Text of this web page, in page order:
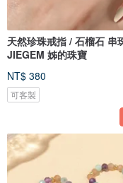
天然珍珠戒指 / 石榴石 串
JIEGEM 姊的珠寶
NT$ 380
可客製